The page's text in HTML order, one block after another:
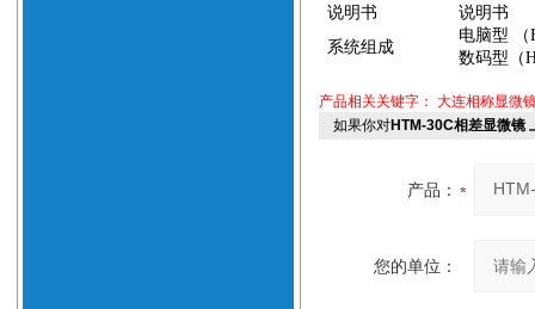
说明书
说明书
系统组成
电脑型 （
数码型（
产品相关关键字： 大连相称显微
如果你对HTM-30C相差显微镜
产品：
您的单位：